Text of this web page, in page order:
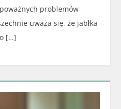
problemów
uważa się, że jabłka
[…]